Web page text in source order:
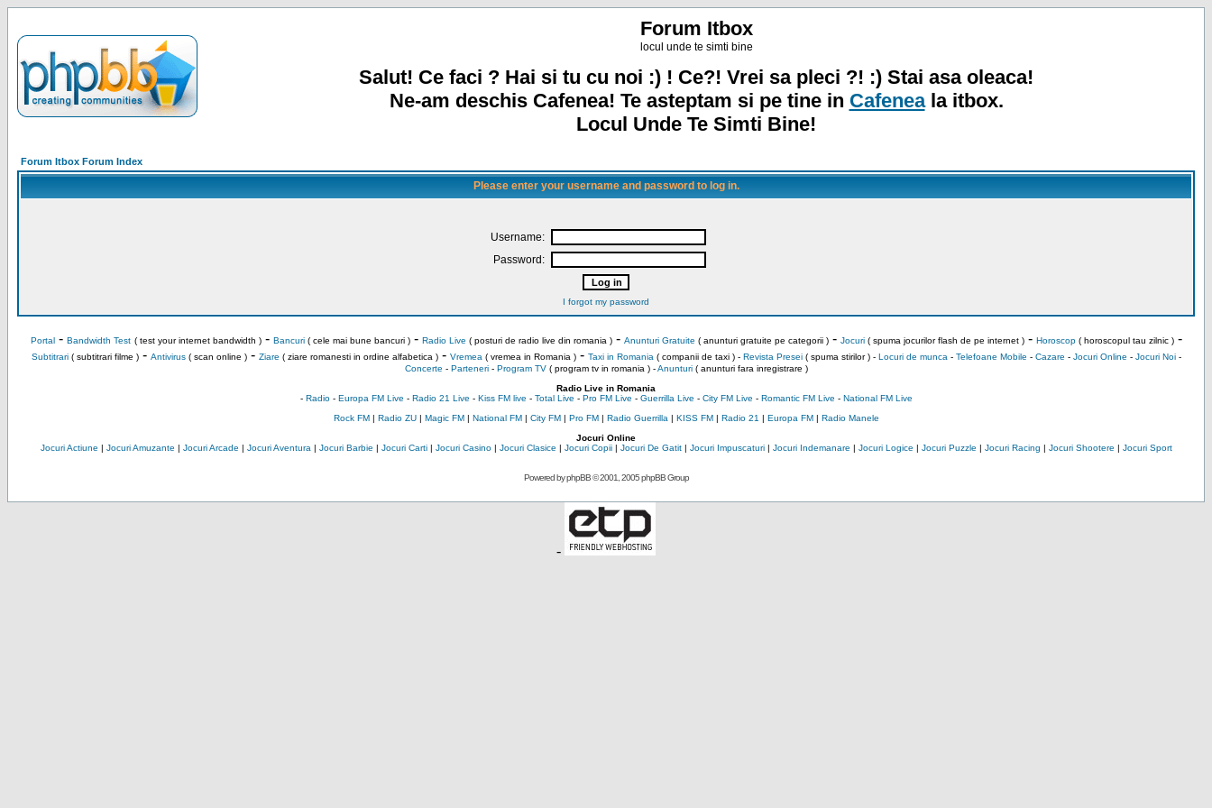
Forum Itbox
locul unde te simti bine
Salut! Ce faci ? Hai si tu cu noi :) ! Ce?! Vrei sa pleci ?! :) Stai asa oleaca!
Ne-am deschis Cafenea! Te asteptam si pe tine in Cafeneala itbox.
Locul Unde Te Simti Bine!
Forum Itbox Forum Index
Please enter your username and password to log in.
Username:
Password:
I forgot my password
Portal- Bandwidth Test ( test your internet bandwidth )- Bancuri( cele mai bune bancuri )- Radio Live ( posturi de radio live din romania )- Anunturi Gratuite ( anunturi gratuite pe categorii )- Jocuri( spuma jocurilor flash de pe internet )- Horoscop( horoscopul tau zilnic )-
Subtitrari( subtitrari filme )- Antivirus( scan online )- Ziare ( ziare romanesti in ordine alfabetica )- Vremea ( vremea in Romania )- Taxi in Romania ( companii de taxi ) - Revista Presei( spuma stirilor ) - Locuri de munca - Telefoane Mobile - Cazare - Jocuri Online - Jocuri Noi-
Concerte - Parteneri- Program TV( program tv in romania )-Anunturi( anunturi fara inregistrare )
Radio Live in Romania
- Radio- Europa FM Live - Radio 21 Live - Kiss FM live - Total Live - Pro FM Live - Guerrilla Live - City FM Live - Romantic FM Live - National FM Live
Rock FM| Radio ZU| Magic FM| National FM| City FM| Pro FM| Radio Guerrilla | KISS FM| Radio 21 | Europa FM| Radio Manele
Jocuri Online
Jocuri Actiune | Jocuri Amuzante | Jocuri Arcade | Jocuri Aventura | Jocuri Barbie | Jocuri Carti| Jocuri Casino| Jocuri Clasice | Jocuri Copii| Jocuri De Gatit| Jocuri Impuscaturi| Jocuri Indemanare | Jocuri Logice | Jocuri Puzzle | Jocuri Racing | Jocuri Shootere | Jocuri Sport
Powered byphpBB© 2001, 2005 phpBB Group
-